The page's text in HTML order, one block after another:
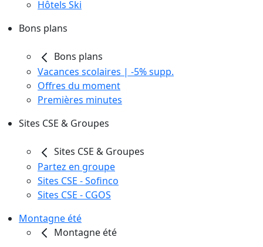
Hôtels Ski
Bons plans
Bons plans
Vacances scolaires | -5% supp.
Offres du moment
Premières minutes
Sites CSE & Groupes
Sites CSE & Groupes
Partez en groupe
Sites CSE - Sofinco
Sites CSE - CGOS
Montagne été
Montagne été